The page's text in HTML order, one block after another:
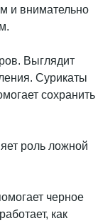
и внимательно
Выглядит
Сурикаты
сохранить
роль ложной
черное
как